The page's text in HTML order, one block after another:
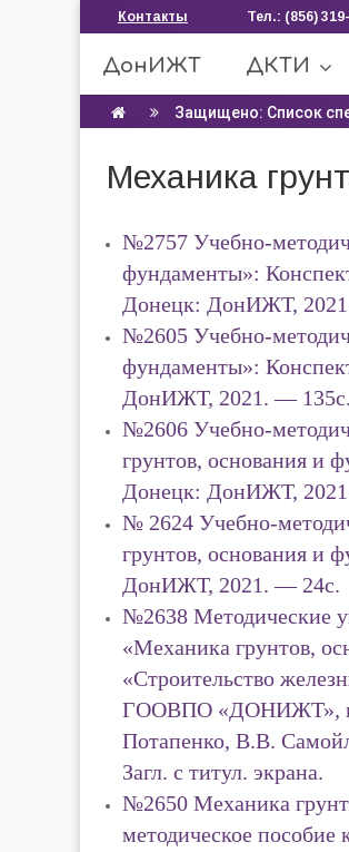
Контакты Тел.: (856)
ДонИЖТ ДКТИ
Защищено: Список
Механика
№2757 Учебно-
фундаменты»:
Донецк: ДонИЖТ,
№2605 Учебно-
фундаменты»:
ДонИЖТ, 2021. — 135с.
№2606 Учебно-
грунтов, основания и
Донецк: ДонИЖТ,
№ 2624 Учебно-
грунтов, основания и
ДонИЖТ, 2021. — 24с.
№2638 Методические
«Механика грунтов,
«Строительство
ГООВПО «ДОНИЖТ»,
Потапенко, В.В.
Загл. с титул. экрана.
№2650 Механика
методическое пособие